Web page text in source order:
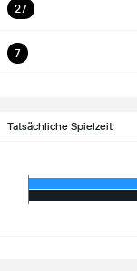
27
7
Tatsächliche Spielzeit